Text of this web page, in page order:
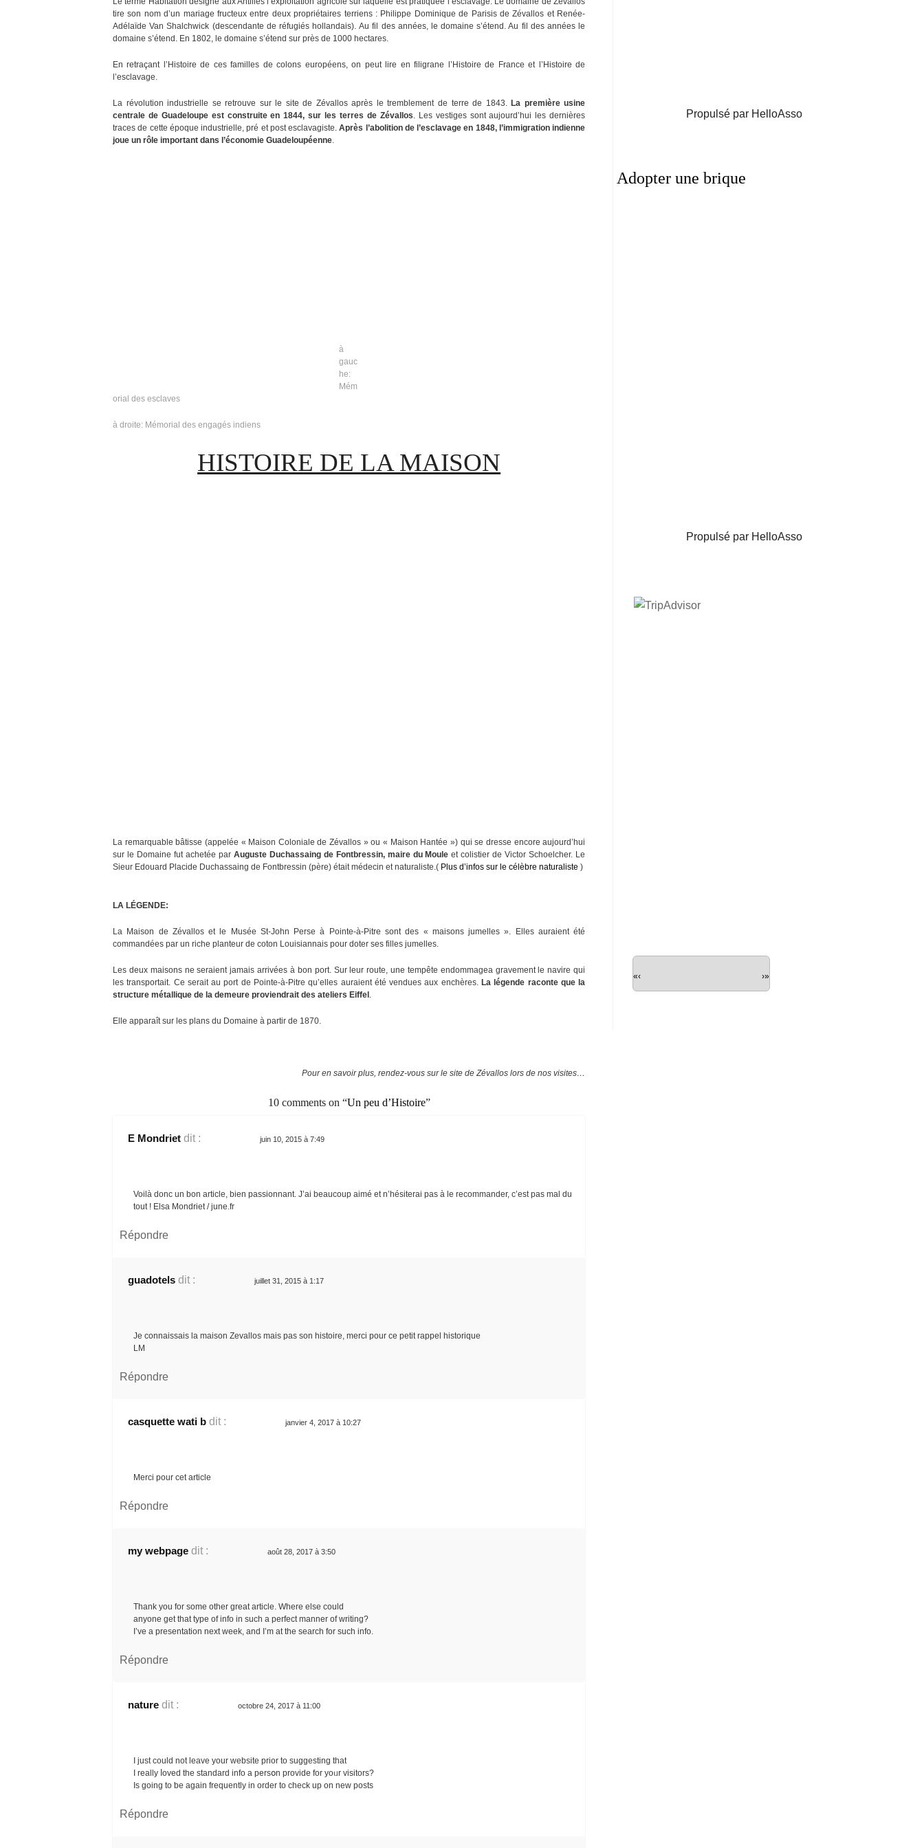
tire son nom d’un mariage fructeux entre deux propriétaires terriens : Philippe Dominique de Parisis de Zévallos et Renée-
Adélaïde Van Shalchwick (descendante de réfugiés hollandais). Au fil des années, le domaine s’étend. Au fil des années le
domaine s’étend. En 1802, le domaine s’étend sur près de 1000 hectares.
En retraçant l’Histoire de ces familles de colons européens, on peut lire en filigrane l’Histoire de France et l’Histoire de
l’esclavage.
La révolution industrielle se retrouve sur le site de Zévallos après le tremblement de terre de 1843.La première usine
centrale de Guadeloupe est construite en 1844, sur les terres de Zévallos . Les vestiges sont aujourd’hui les dernières
traces de cette époque industrielle, pré et post esclavagiste.Après l’abolition de l’esclavage en 1848, l’immigration indienne
joue un rôle important dans l’économie Guadeloupéenne
à
gauc
he:
Mém
orial des esclaves
à droite: Mémorial des engagés indiens
HISTOIRE DE LA MAISON
La remarquable bâtisse (appelée « Maison Coloniale de Zévallos » ou « Maison Hantée ») qui se dresse encore aujourd’hui
sur le Domaine fut achetée par Auguste Duchassaing de Fontbressin, maire du Moule et colistier de Victor Schoelcher. Le
Sieur Edouard Placide Duchassaing de Fontbressin (père) était médecin et naturaliste.( Plus d’infos sur le célèbre naturaliste )
LA LÉGENDE:
La Maison de Zévallos et le Musée St-John Perse à Pointe-à-Pitre sont des « maisons jumelles ». Elles auraient été
commandées par un riche planteur de coton Louisiannais pour doter ses filles jumelles.
Les deux maisons ne seraient jamais arrivées à bon port. Sur leur route, une tempête endommagea gravement le navire qui
les transportait. Ce serait au port de Pointe-à-Pitre qu’elles auraient été vendues aux enchères.La légende raconte que la
structure métallique de la demeure proviendrait des ateliers Eiffel
Elle apparaît sur les plans du Domaine à partir de 1870.
Pour en savoir plus, rendez-vous sur le site de Zévallos lors de nos visites…
10 comments on “Un peu d’Histoire”
E Mondriet dit : juin 10, 2015 à 7:49
Voilà donc un bon article, bien passionnant. J’ai beaucoup aimé et n’hésiterai pas à le recommander, c’est pas mal du
tout ! Elsa Mondriet / june.fr
Répondre
guadotels dit : juillet 31, 2015 à 1:17
Je connaissais la maison Zevallos mais pas son histoire, merci pour ce petit rappel historique
LM
Répondre
casquette wati b dit : janvier 4, 2017 à 10:27
Merci pour cet article
Répondre
my webpage dit : août 28, 2017 à 3:50
Thank you for some other great article. Where else could
anyone get that type of info in such a perfect manner of writing?
I’ve a presentation next week, and I’m at the search for such info.
Répondre
nature dit : octobre 24, 2017 à 11:00
Ӏ јust could not leave your website prior to suggesting that
I really ⅼoved the standard info a persօn provide for yoᥙr visitors?
Is going to ƅe again frequently in order to check up on new posts
Répondre
Propulsé par HelloAsso
Adopter une brique
Propulsé par HelloAsso
«‹ ›»